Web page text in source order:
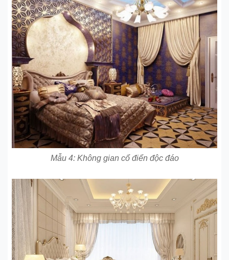
Mẫu 4: Không gian cổ điển độc đáo